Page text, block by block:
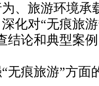
、旅游环境承
化对“无痕旅
结论和典型案
无痕旅游”方面